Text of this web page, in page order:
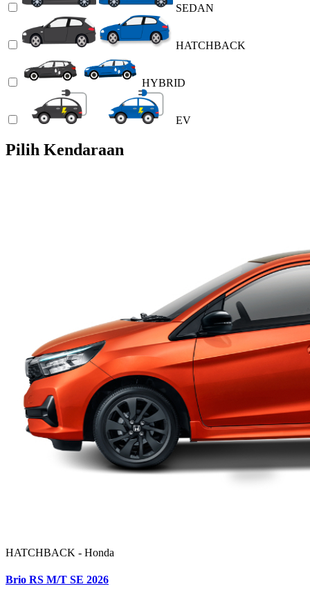
SEDAN
HATCHBACK
HYBRID
EV
Pilih Kendaraan
HATCHBACK - Honda
Brio RS M/T SE 2026